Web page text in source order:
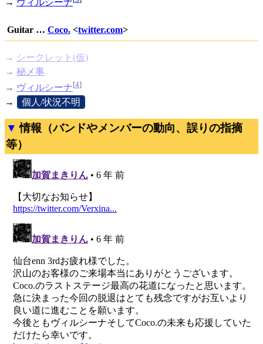
→ ヴィルシーナ
Guitar … Coco. <twitter.com>
→ シークレット(仮)
→ 秘メ事
→ ヴィルシーナ[4]
→ 個人/状況不明
情報（バンドやメンバーの動向、誤りの指摘
等）